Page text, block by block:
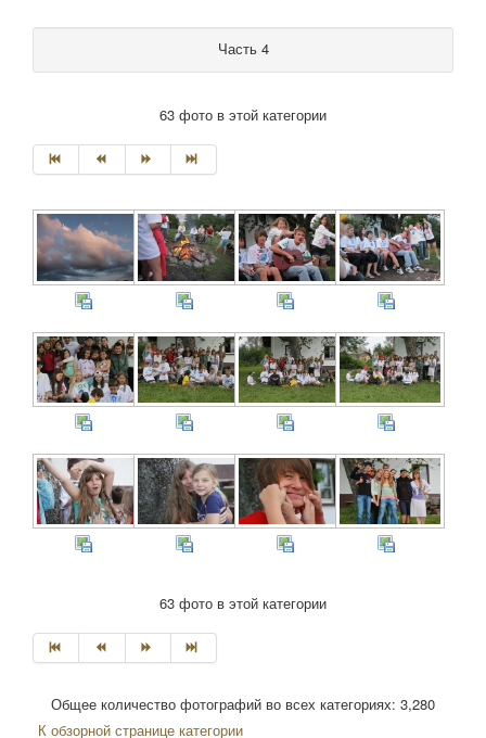
Часть 4
63 фото в этой категории
63 фото в этой категории
Общее количество фотографий во всех категориях: 3,280
К обзорной странице категории